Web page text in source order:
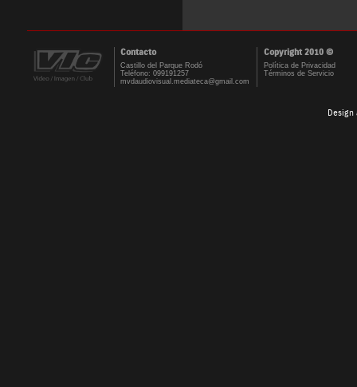
Contacto Copyright 2010 ©
Castillo del Parque Rodó
Teléfono: 099191257
mvdaudiovisual.mediateca@gmail.com
Política de Privacidad
Términos de Servicio